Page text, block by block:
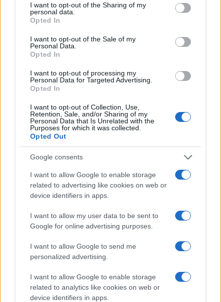
not limited to your visit or usage behaviour. You may click to
grant or deny consent to Google and its third-party tags to
use your data for below specified purposes in below Google
consent section.
I want to opt-out of the Sharing of my
personal data.
Opted In
I want to opt-out of the Sale of my
Personal Data.
Opted In
I want to opt-out of processing my
Personal Data for Targeted Advertising.
Opted In
I want to opt-out of Collection, Use,
Retention, Sale, and/or Sharing of my
Personal Data that Is Unrelated with the
Purposes for which it was collected.
Opted Out
Google consents
I want to allow Google to enable storage
related to advertising like cookies on web or
device identifiers in apps.
I want to allow my user data to be sent to
Google for online advertising purposes.
I want to allow Google to send me
personalized advertising.
I want to allow Google to enable storage
related to analytics like cookies on web or
device identifiers in apps.
Redazione Sportmagazine
Continua a leggere
CALCIO